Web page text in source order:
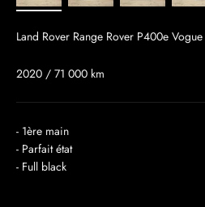
Land Rover Range Rover P400e Vogue
2020 / 71 000 km
- 1ère main
- Parfait état
- Full black